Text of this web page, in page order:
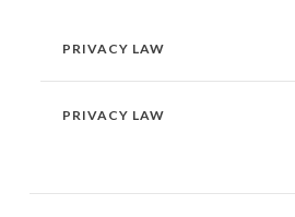
PRIVACY LAW
PRIVACY LAW